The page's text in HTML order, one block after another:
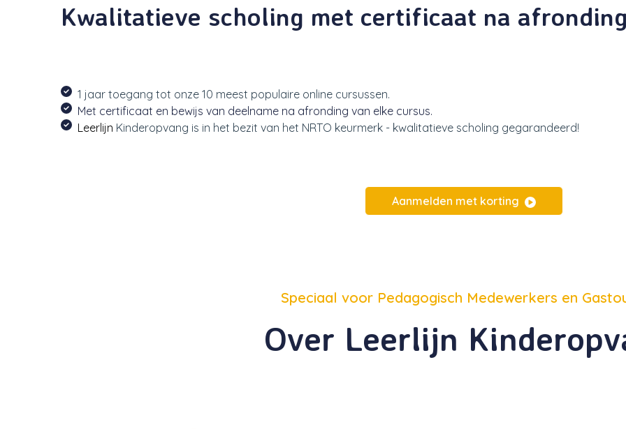
Kwalitatieve scholing met certificaat na afronding
1 jaar toegang tot onze 10 meest populaire online cursussen.
Met certificaat en bewijs van deelname na afronding van elke cursus.
Leerlijn Kinderopvang is in het bezit van het NRTO keurmerk - kwalitatieve scholing gegarandeerd!
Aanmelden met korting
Speciaal voor Pedagogisch Medewerkers en
Over Leerlijn